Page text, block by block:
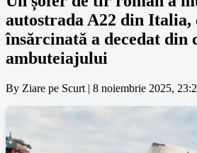
autostrada A22 din Italia,
însărcinată a decedat din
ambuteiajului
By Ziare pe Scurt | 8 noiembrie 2025,